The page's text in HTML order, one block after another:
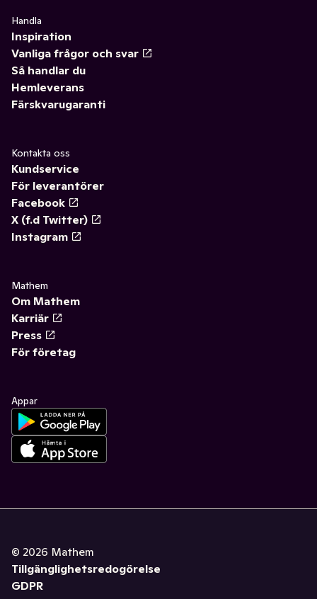
Handla
Inspiration
Vanliga frågor och svar
Så handlar du
Hemleverans
Färskvarugaranti
Kontakta oss
Kundservice
För leverantörer
Facebook
X (f.d Twitter)
Instagram
Mathem
Om Mathem
Karriär
Press
För företag
Appar
© 2026 Mathem
Tillgänglighetsredogörelse
GDPR